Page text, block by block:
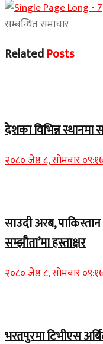
सम्बन्धित समाचार
RelatedPosts
देशका विभिन्न स्थानमा
२०८० जेष्ठ ८, सोमबार
साउदी अरब,
सम्झौता’मा हस्ताक्षर
२०८० जेष्ठ ८, सोमबार
भरतपुरमा टिभीएस